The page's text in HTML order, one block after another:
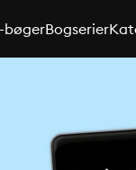
bøgerBogserier